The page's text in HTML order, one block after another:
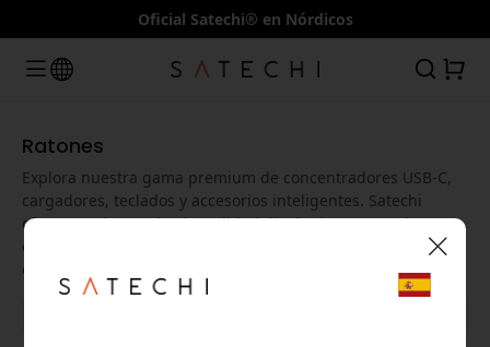
Oficial Satechi® en Nórdicos
Ratones
Explora nuestra gama premium de concentradores USB-C,
cargadores, teclados y accesorios inteligentes. Satechi
ofrece productos de alta calidad diseñados para mejorar tu
experiencia digital y aumentar la productividad en casa y en
el trabajo.
🎉 Tu código de descuento: